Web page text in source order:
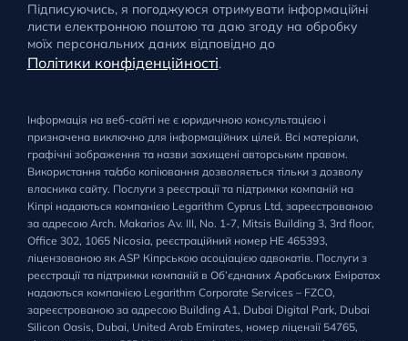
Підписуючись, я погоджуюся отримувати інформаційні
листи електронною поштою та даю згоду на обробку
моїх персональних даних відповідно до
Політики конфіденційності.
Інформація на веб-сайті не є юридичною консультацією і
призначена виключно для інформаційних цілей. Всі матеріали,
графічні зображення та назви захищені авторським правом.
Використання та/або копіювання дозволяється тільки з дозволу
власника сайту. Послуги з реєстрації та підтримки компаній на
Кіпрі надаються компанією Legarithm Cyprus Ltd, зареєстрованою
за адресою Arch. Makarios Av. III, No. 1-7, Mitsis Building 3, 3rd floor,
Office 302, 1065 Nicosia, реєстраційний номер HE 465393,
ліцензованою як ASP Кіпрською асоціацією адвокатів. Послуги з
реєстрації та підтримки компаній в Об’єднаних Арабських Еміратах
надаються компанією Legarithm Corporate Services – FZCO,
зареєстрованою за адресою Building A1, Dubai Digital Park, Dubai
Silicon Oasis, Dubai, United Arab Emirates, номер ліцензії 54765,